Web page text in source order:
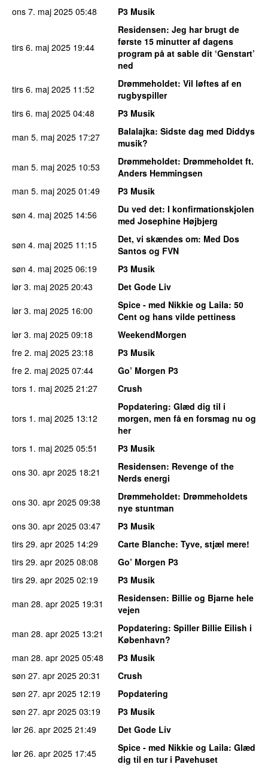
ons 7. maj 2025 05:48 P3 Musik
tirs 6. maj 2025 19:44
Residensen: Jeg har brugt de
første 15 minutter af dagens
program på at sable dit ‘Genstart’
ned
tirs 6. maj 2025 11:52 Drømmeholdet: Vil løftes af en
rugbyspiller
tirs 6. maj 2025 04:48
P3 Musik
man 5. maj 2025 17:27 Balalajka: Sidste dag med Diddys
musik?
man 5. maj 2025 10:53 Drømmeholdet: Drømmeholdet ft.
Anders Hemmingsen
man 5. maj 2025 01:49
P3 Musik
søn 4. maj 2025 14:56 Du ved det: I konfirmationskjolen
med Josephine Højbjerg
søn 4. maj 2025 11:15 Det, vi skændes om: Med Dos
Santos og FVN
søn 4. maj 2025 06:19
P3 Musik
lør 3. maj 2025 20:43
Det Gode Liv
lør 3. maj 2025 16:00 Spice - med Nikkie og Laila: 50
Cent og hans vilde pettiness
lør 3. maj 2025 09:18
WeekendMorgen
fre 2. maj 2025 23:18
P3 Musik
fre 2. maj 2025 07:44
Go’ Morgen P3
tors 1. maj 2025 21:27 Crush
tors 1. maj 2025 13:12
Popdatering: Glæd dig til i
morgen, men få en forsmag nu og
her
tors 1. maj 2025 05:51
P3 Musik
ons 30. apr 2025 18:21 Residensen: Revenge of the
Nerds energi
ons 30. apr 2025 09:38 Drømmeholdet: Drømmeholdets
nye stuntman
ons 30. apr 2025 03:47
P3 Musik
tirs 29. apr 2025 14:29 Carte Blanche: Tyve, stjæl mere!
tirs 29. apr 2025 08:08
Go’ Morgen P3
tirs 29. apr 2025 02:19
P3 Musik
man 28. apr 2025 19:31 Residensen: Billie og Bjarne hele
vejen
man 28. apr 2025 13:21 Popdatering: Spiller Billie Eilish i
København?
man 28. apr 2025 05:48
P3 Musik
søn 27. apr 2025 20:31
Crush
søn 27. apr 2025 12:19
Popdatering
søn 27. apr 2025 03:19
P3 Musik
lør 26. apr 2025 21:49
Det Gode Liv
lør 26. apr 2025 17:45 Spice - med Nikkie og Laila: Glæd
dig til en tur i Pavehuset